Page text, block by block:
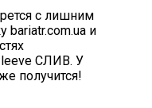
с лишним
bariatr.com.ua и
СЛИВ. У
получится!